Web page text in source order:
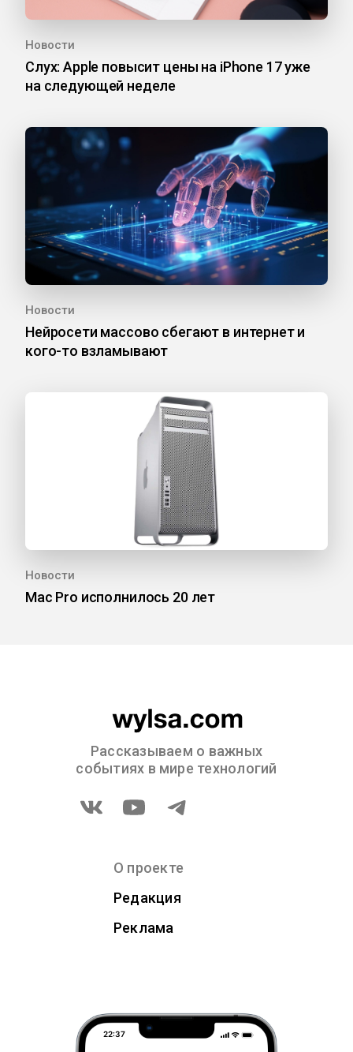
Новости
Слух: Apple повысит цены на iPhone 17 уже
на следующей неделе
Новости
Нейросети массово сбегают в интернет и
кого-то взламывают
Новости
Mac Pro исполнилось 20 лет
Рассказываем о важных
событиях в мире технологий
О проекте
Редакция
Реклама
22:37